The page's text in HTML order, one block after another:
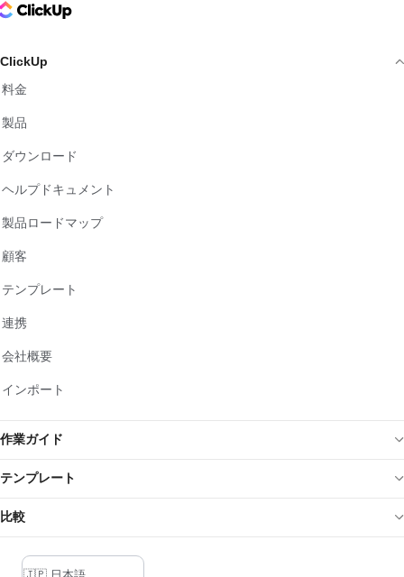
Logo
ClickUp
料金
製品
ダウンロード
ヘルプドキュメント
製品ロードマップ
顧客
テンプレート
連携
会社概要
インポート
作業ガイド
テンプレート
比較